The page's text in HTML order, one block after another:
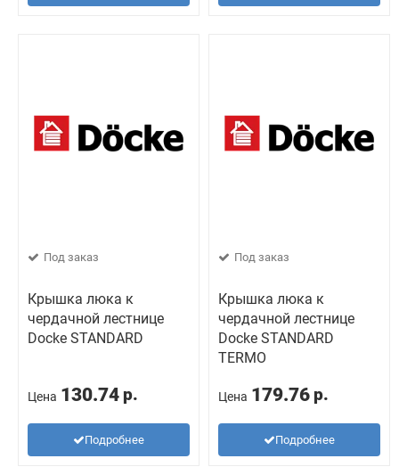
Под заказ
Крышка люка к
чердачной лестнице
Docke STANDARD
Цена 130.74 р.
Подробнее
Под заказ
Крышка люка к
чердачной лестнице
Docke STANDARD
TERMO
Цена 179.76 р.
Подробнее